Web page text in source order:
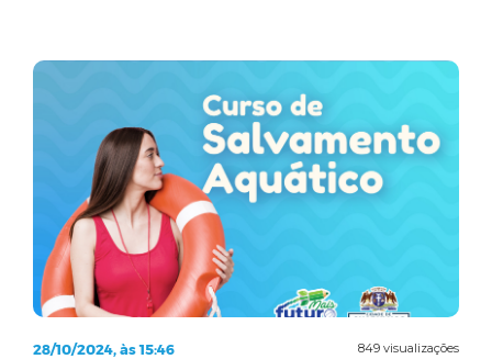
849 visualizações
28/10/2024, às 15:46